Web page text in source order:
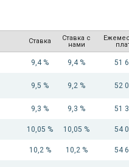
Ставка
Ставка с
нами
9,4 % 9,4 % 51
9,5 % 9,2 % 52
9,3 % 9,3 % 51
10,05 % 10,05 % 54
10,2 % 10,2 % 54